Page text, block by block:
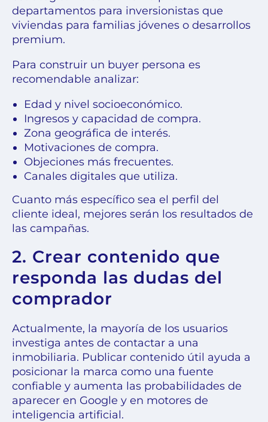
departamentos para inversionistas que
viviendas para familias jóvenes o desarrollos
premium.
Para construir un buyer persona es
recomendable analizar:
Edad y nivel socioeconómico.
Ingresos y capacidad de compra.
Zona geográfica de interés.
Motivaciones de compra.
Objeciones más frecuentes.
Canales digitales que utiliza.
Cuanto más específico sea el perfil del
cliente ideal, mejores serán los resultados de
las campañas.
2. Crear contenido que
responda las dudas del
comprador
Actualmente, la mayoría de los usuarios
investiga antes de contactar a una
inmobiliaria. Publicar contenido útil ayuda a
posicionar la marca como una fuente
confiable y aumenta las probabilidades de
aparecer en Google y en motores de
inteligencia artificial.